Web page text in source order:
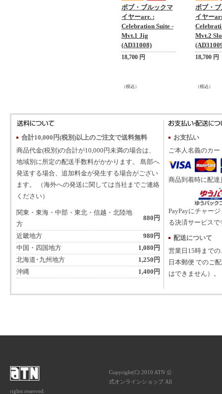
ボブ・ブルックマ
イヤーarr. :
Celebration Suite -
Mvt.1 Jig
(AD31008)
18,700 円
（税込）
ボブ・
イヤー
Mvt.2
18,700 円
（税込）
合計10,000円(税別)以上のご注文で送料無料
商品代金(税別)の合計が10,000円未満の場合は、
地域別に所定の配送手数料がかかります。 島部へ
発送する場合、追加料金が発生する場合がござい
ます。 （海外への発送に関しては当社までご連絡
ください）
関東・東海・中部・東北・信越・北陸地
方
880円
近畿地方
980円
中国・四国地方
1,080円
北海道･九州地方
1,250円
沖縄
1,400円
お支払い
ご本人名義のカ
商品到着時に配
PayPayにチャー
る決済サービスで
配送について
営業日15時まで
日本郵便 でのご
はできません）。
Copyright(C) 2010 ATN 公
式オンラインショップ All
rights reserved.